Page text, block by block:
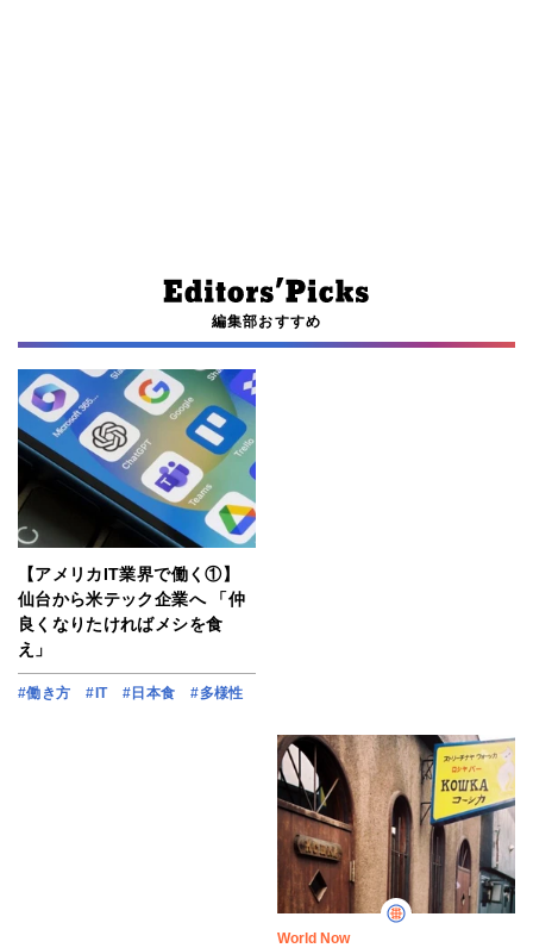
編集部おすすめ
【アメリカIT業界で働く①】
仙台から米テック企業へ 「仲
良くなりたければメシを食
え」
#働き方 #IT #日本食 #多様性
World Now